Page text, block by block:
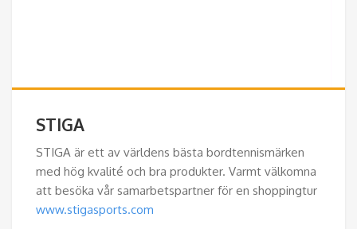
STIGA
STIGA är ett av världens bästa bordtennismärken
med hög kvalité och bra produkter. Varmt välkomna
att besöka vår samarbetspartner för en shoppingtur
www.stigasports.com